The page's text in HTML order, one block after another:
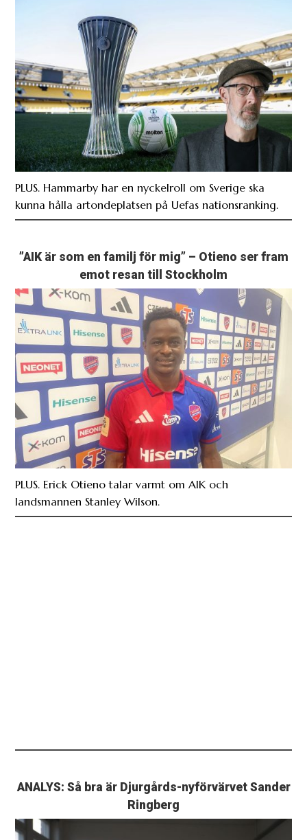
PLUS. Hammarby har en nyckelroll om Sverige ska
kunna hålla artondeplatsen på Uefas nationsranking.
”AIK är som en familj för mig” – Otieno ser fram
emot resan till Stockholm
PLUS. Erick Otieno talar varmt om AIK och
landsmannen Stanley Wilson.
ANALYS: Så bra är Djurgårds-nyförvärvet Sander
Ringberg